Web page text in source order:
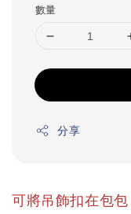
數量
分享
可將吊飾扣在包